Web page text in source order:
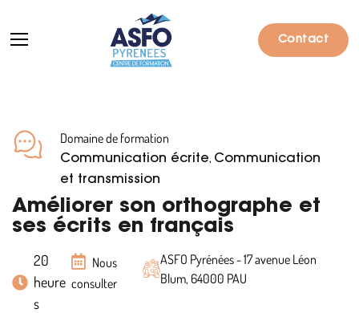
Contact
Formations
Particuliers
Entreprises
Actualités
Domaine de formation
Communication écrite, Communication
et transmission
Améliorer son orthographe et
ses écrits en français
20
heure
s
Nous
consulter
ASFO Pyrénées - 17 avenue Léon
Blum, 64000 PAU